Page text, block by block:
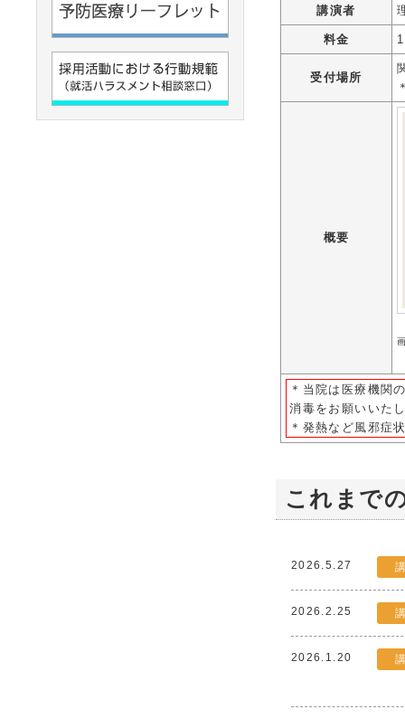
講演者
料金
受付場所
概要
＊当院は医療機関
消毒をお願いいた
＊発熱など風邪症
これまで
2026.5.27
2026.2.25
2026.1.20